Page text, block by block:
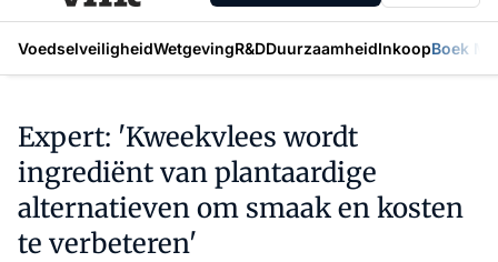
VoedselveiligheidWetgevingR&DDuurzaamheidInkoopBoek
Expert: 'Kweekvlees wordt
ingrediënt van plantaardige
alternatieven om smaak en kosten
te verbeteren'